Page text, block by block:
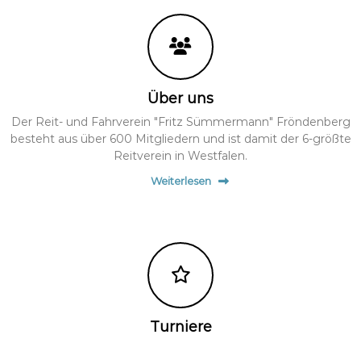
Über uns
Der Reit- und Fahrverein "Fritz Sümmermann" Fröndenberg
besteht aus über 600 Mitgliedern und ist damit der 6-größte
Reitverein in Westfalen.
Weiterlesen
Turniere